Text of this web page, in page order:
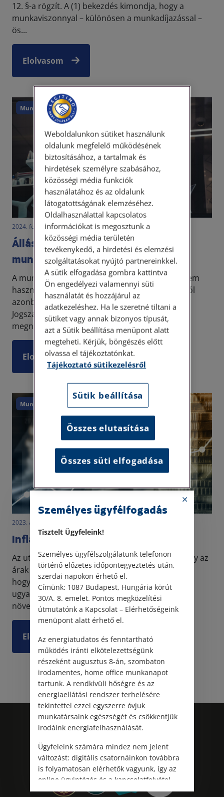
12. §-a rögzít. A (1) bekezdés kimondja, hogy a
munkaviszonnyal – különösen a munkadíjazással –
ös...
Elolvasom
Munkajog Felmondás
2024. február 12. • LegitiMoadmin
Álláskeresési járadék alias
munkanélküli segély
A munkanélküli segély megnevezést évek óta nem
használják a magyar jogszabályok, a köztudatból
azonban még a mai napig nem kopott ki.
Jogszabályaink helyette az álláskeresési járadék
megnevezést ha...
Elolvasom
Munkajog
2023. április 18. • LegitiMoadmin
Inflációkövető béremelés
Az utóbbi egy évben sajnos tapasztalhattuk, hogy az
árak nagymértékben növekedtek, ami azt jelenti,
hogy ugyanolyan bérből már nem lehetséges
ugyanazon az életszínvonalon megélni. Az árak
növekedés...
Elolvasom
Személyes ügyfélfogadás
Tisztelt Ügyfeleink!
Személyes ügyfélszolgálatunk telefonon
történő előzetes időpontegyeztetés után,
szerdai napokon érhető el.
Címünk: 1087 Budapest, Hungária körút
30/A. 8. emelet. Pontos megközelítési
útmutatónk a Kapcsolat – Elérhetőségeink
menüpont alatt érhető el.
Az energiatudatos és fenntartható
működés iránti elkötelezettségünk
részeként augusztus 8-án, szombaton
irodamentes, home office munkanapot
tartunk. A rendkívüli hőségre és az
energiaellátási rendszer terhelésére
tekintettel ezzel egyszerre óvjuk
munkatársaink egészségét és csökkentjük
irodáink energiafelhasználását.
Ügyfeleink számára mindez nem jelent
változást: digitális csatornáinkon továbbra
is folyamatosan elérhetők vagyunk, így az
online ügyintézés és a kapcsolatfelvétel
változatlanul biztosított.
Weboldalunkon sütiket használunk
oldalunk megfelelő működésének
biztosításához, a tartalmak és
hirdetések személyre szabásához,
közösségi média funkciók
használatához és az oldalunk
látogatottságának elemzéséhez.
Oldalhasználattal kapcsolatos
információkat is megosztunk a
közösségi média területén
tevékenykedő, a hirdetési és elemzési
szolgáltatásokat nyújtó partnereinkkel.
A sütik elfogadása gombra kattintva
Ön engedélyezi valamennyi süti
használatát és hozzájárul az
adatkezeléshez. Ha le szeretné tiltani a
sütiket vagy annak bizonyos típusát,
azt a Sütik beállítása menüpont alatt
megteheti. Kérjük, böngészés előtt
olvassa el tájékoztatónkat.
Tájékoztató sütikezelésről
Sütik beállítása
Összes elutasítása
Összes süti elfogadása